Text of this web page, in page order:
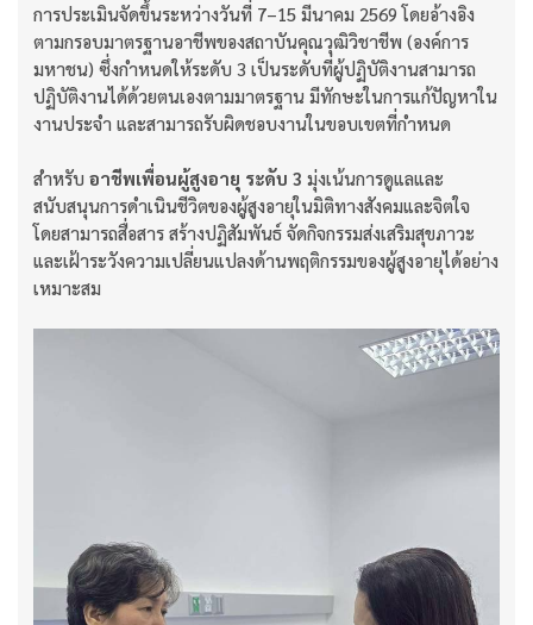
การประเมินจัดขึ้นระหว่างวันที่ 7–15 มีนาคม 2569 โดยอ้างอิง
ตามกรอบมาตรฐานอาชีพของสถาบันคุณวุฒิวิชาชีพ (องค์การ
มหาชน) ซึ่งกำหนดให้ระดับ 3 เป็นระดับที่ผู้ปฏิบัติงานสามารถ
ปฏิบัติงานได้ด้วยตนเองตามมาตรฐาน มีทักษะในการแก้ปัญหาใน
งานประจำ และสามารถรับผิดชอบงานในขอบเขตที่กำหนด
สำหรับ อาชีพเพื่อนผู้สูงอายุ ระดับ 3 มุ่งเน้นการดูแลและ
สนับสนุนการดำเนินชีวิตของผู้สูงอายุในมิติทางสังคมและจิตใจ
โดยสามารถสื่อสาร สร้างปฏิสัมพันธ์ จัดกิจกรรมส่งเสริมสุขภาวะ
และเฝ้าระวังความเปลี่ยนแปลงด้านพฤติกรรมของผู้สูงอายุได้อย่าง
เหมาะสม